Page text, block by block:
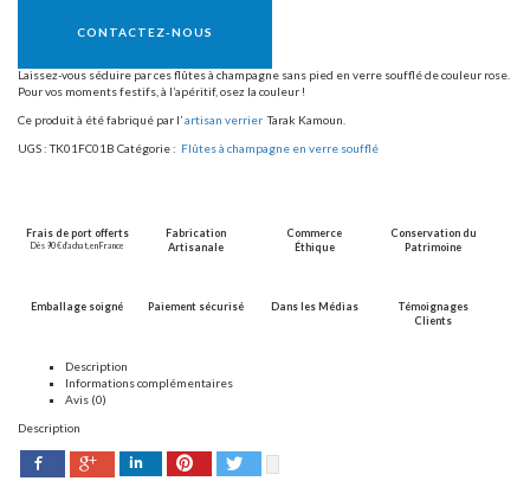
CONTACTEZ-NOUS
Laissez-vous séduire par ces flûtes à champagne sans pied en verre soufflé de couleur rose.
Pour vos moments festifs, à l’apéritif, osez la couleur !
Ce produit à été fabriqué par l’artisan verrier Tarak Kamoun.
UGS :TK01FC01B Catégorie : Flûtes à champagne en verre soufflé
Frais de port offerts
Dès 90 € d’achat, en France
Fabrication
Artisanale
Commerce
Éthique
Conservation du
Patrimoine
Emballage soigné Paiement sécurisé Dans les Médias
Témoignages
Clients
Description
Informations complémentaires
Avis (0)
Description
Facebook Google+ LinkedIn Pinterest